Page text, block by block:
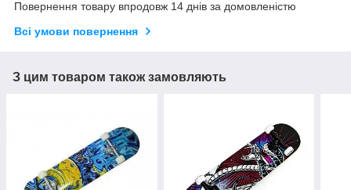
Повернення товару впродовж 14 днів за домовленістю
Всі умови повернення
З цим товаром також замовляють